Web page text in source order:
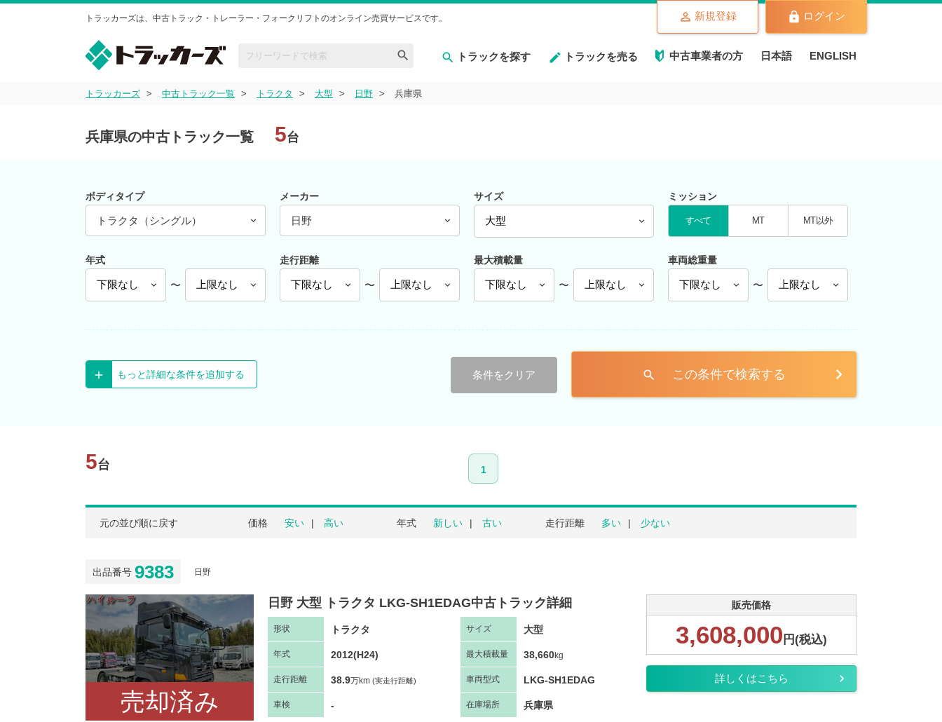
トラッカーズは、中古トラック・トレーラー・フォークリフトのオンライン売買サービスです。
トラックを探す トラックを売る 中古車業者の方 日本語 ENGLISH
新規登録 ログイン
トラッカーズ 中古トラック一覧 トラクタ 大型 日野 兵庫県
兵庫県の中古トラック一覧 5台
ボディタイプ
トラクタ（シングル）
メーカー
日野
サイズ ミッション
すべて MT MT以外
年式
〜
走行距離
〜
最大積載量
〜
車両総重量
〜
もっと詳細な条件を追加する 条件をクリア search この条件で検索する
5台 1
元の並び順に戻す 価格 安い 高い 年式 新しい 古い 走行距離 多い 少ない
出品番号 9383 日野
売却済み
日野 大型 トラクタ LKG-SH1EDAG中古トラック詳細
形状 トラクタ サイズ 大型
年式 2012(H24) 最大積載量 38,660kg
走行距離 38.9万km (実走行距離) 車両型式 LKG-SH1EDAG
車検 - 在庫場所 兵庫県
販売価格
3,608,000 円(税込)
詳しくはこちら